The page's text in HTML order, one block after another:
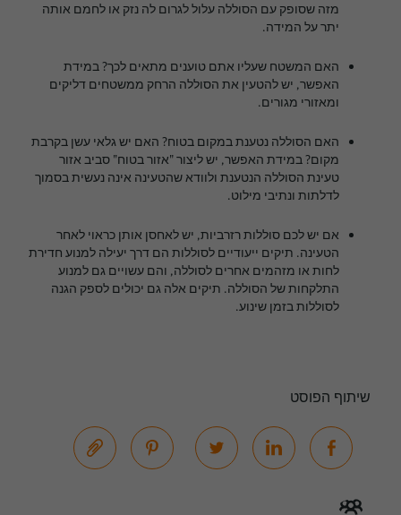
מזה שסופק עם הסוללה עלול לגרום לה נזק או לחמם אותה
יתר על המידה.
האם המשטח שעליו אתם טוענים מתאים לכך? במידת
האפשר, יש להטעין את הסוללה הרחק ממשטחים דליקים
ומאזורי מגורים.
האם הסוללה נטענת במקום בטוח? האם יש גלאי עשן בקרבת
מקום? במידת האפשר, יש ליצור "אזור בטוח" סביב אזור
טעינת הסוללה הנטענת ולוודא שהטעינה אינה נעשית בסמוך
לדלתות ונתיבי מילוט.
אם יש לכם סוללות רזרביות, יש לאחסן אותן כראוי לאחר
הטעינה. תיקים ייעודיים לסוללות הם דרך יעילה למנוע חדירת
לחות או מזהמים אחרים לסוללה, והם עשויים גם למנוע
התלקחות של הסוללה. תיקים אלה גם יכולים לספק הגנה
לסוללות בזמן שינוע.
שיתוף הפוסט